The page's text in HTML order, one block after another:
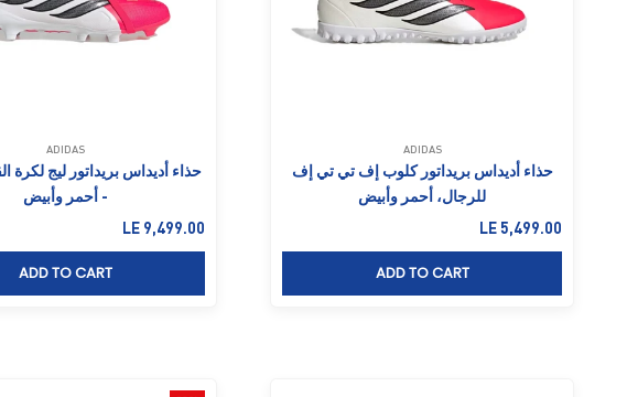
ADIDAS
حذاء أديداس بريداتور كلوب إف تي تي إف
للرجال، أحمر وأبيض
السعر بعد الخصم
LE 5,499.00
ADD TO CART
ADIDAS
حذاء أديداس بريداتور ليج لكرة
- أحمر وأبيض
السعر بعد الخصم
LE 9,499.00
ADD TO CART